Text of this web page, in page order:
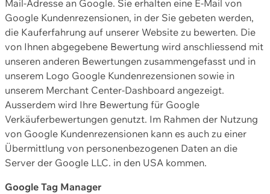
Mail-Adresse an Google. Sie erhalten eine E-Mail von
Google Kundenrezensionen, in der Sie gebeten werden,
die Kauferfahrung auf unserer Website zu bewerten. Die
von Ihnen abgegebene Bewertung wird anschliessend mit
unseren anderen Bewertungen zusammengefasst und in
unserem Logo Google Kundenrezensionen sowie in
unserem Merchant Center-Dashboard angezeigt.
Ausserdem wird Ihre Bewertung für Google
Verkäuferbewertungen genutzt. Im Rahmen der Nutzung
von Google Kundenrezensionen kann es auch zu einer
Übermittlung von personenbezogenen Daten an die
Server der Google LLC. in den USA kommen.
Google Tag Manager